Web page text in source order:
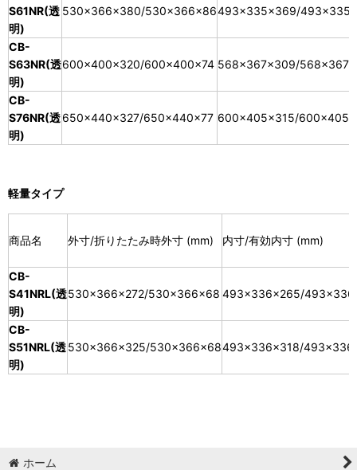
S61NR(透
明)
530×366×380/530×366×86493×335×369/
CB-
S63NR(透
明)
600×400×320/600×400×74 568×367×309/
CB-
S76NR(透
明)
650×440×327/650×440×77 600×405×315/
軽量タイプ
商品名 外寸/折りたたみ時外寸 (mm) 内寸/有効内寸 (mm)
CB-
S41NRL(透
明)
530×366×272/530×366×68 493×336×265/
CB-
S51NRL(透
明)
530×366×325/530×366×68493×336×318/
ホーム